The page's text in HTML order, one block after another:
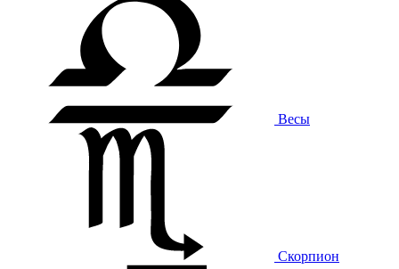
Весы
Скорпион